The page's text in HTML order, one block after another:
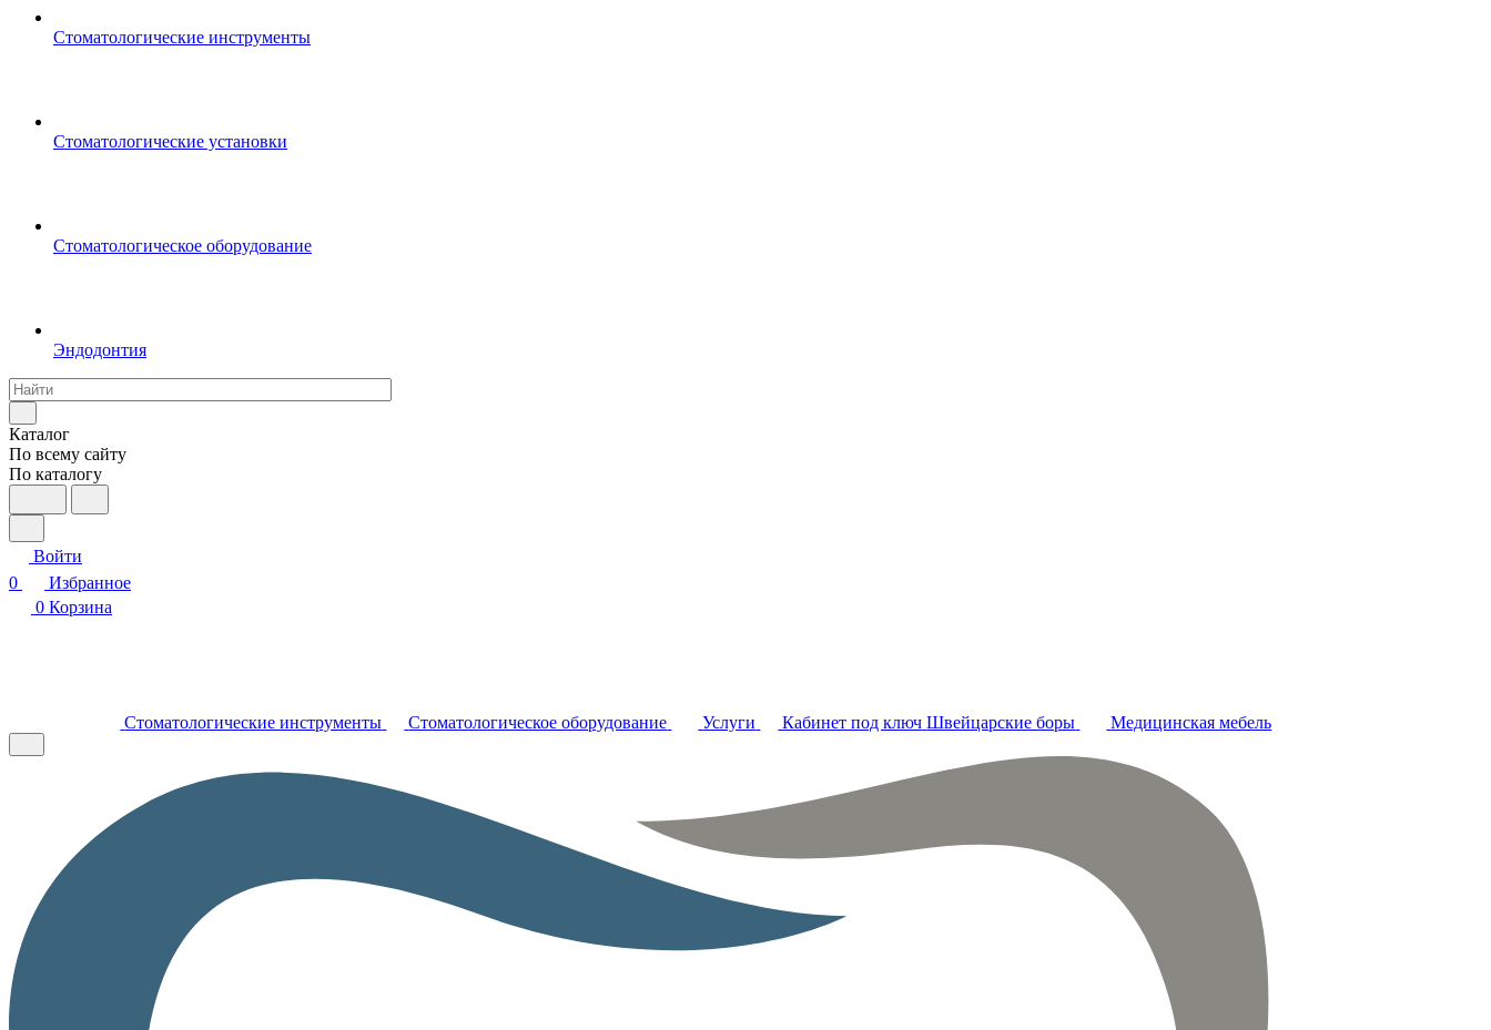
Стоматологические инструменты
Стоматологические установки
Стоматологическое оборудование
Эндодонтия
Каталог
По всему сайту
По каталогу
Войти
0
Избранное
0 Корзина
Стоматологические инструменты Стоматологическое оборудование Услуги Кабинет под ключ Швейцарские боры Медицинская мебель